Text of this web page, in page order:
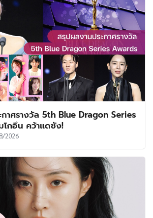
าศรางวัล 5th Blue Dragon Series
กอึน คว้าแดซัง!
2026